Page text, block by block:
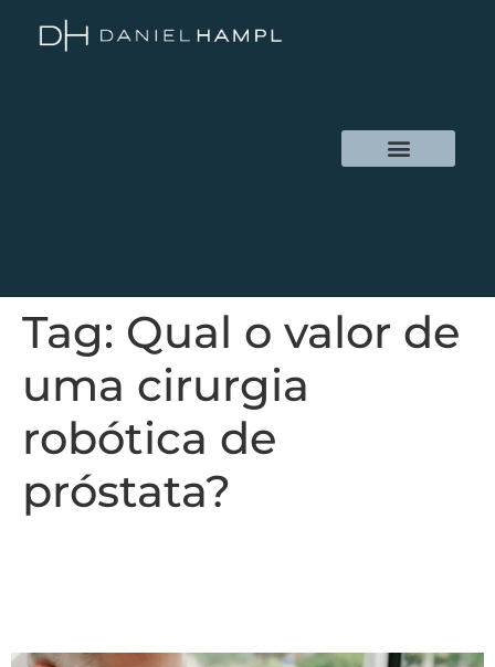
Tag: Qual o valor de
uma cirurgia
robótica de
próstata?